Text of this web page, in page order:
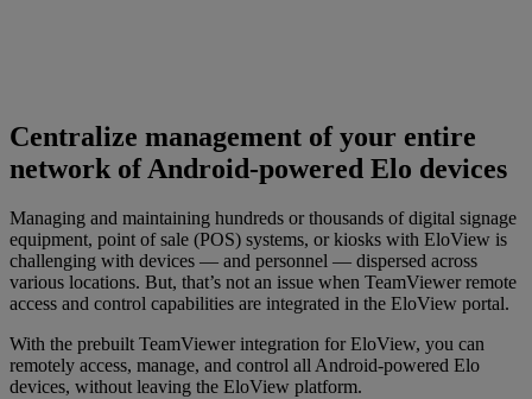
Centralize management of your entire
network of Android-powered Elo devices
Managing and maintaining hundreds or thousands of digital signage
equipment, point of sale (POS) systems, or kiosks with EloView is
challenging with devices — and personnel — dispersed across
various locations. But, that’s not an issue when TeamViewer remote
access and control capabilities are integrated in the EloView portal.
With the prebuilt TeamViewer integration for EloView, you can
remotely access, manage, and control all Android-powered Elo
devices, without leaving the EloView platform.